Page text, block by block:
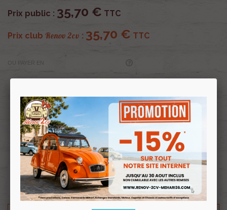
Prix public : 35,70 € TTC
Prix club Renov 2cv : 35,70 € TTC
OU PAYER EN
Profitez de prix remisés
avec la Carte clubRenov 2cv
Souscrire
au club
Renov 2cv
Insonorisant du tablier avant droit ami6 de 61 à 69.